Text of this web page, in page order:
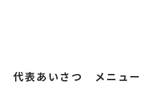
代表あいさつ メニュー